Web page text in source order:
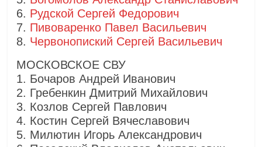
6. Рудской Сергей Федорович
7. Пивоваренко Павел Васильевич
8. Червонопиский Сергей Васильевич
МОСКОВСКОЕ СВУ
1. Бочаров Андрей Иванович
2. Гребенкин Дмитрий Михайлович
3. Козлов Сергей Павлович
4. Костин Сергей Вячеславович
5. Милютин Игорь Александрович